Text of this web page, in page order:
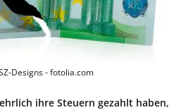
Designs - fotolia.com
ihre Steuern gezahlt haben,